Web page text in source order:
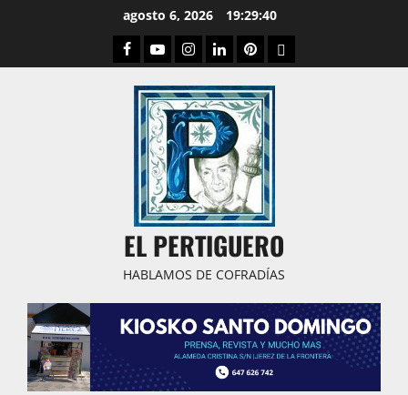
agosto 6, 2026 19:29:41
Facebook
YoutubeInstagram
LinkedPinterestDribbble
EL PERTIGUERO
HABLAMOS DE COFRADÍAS